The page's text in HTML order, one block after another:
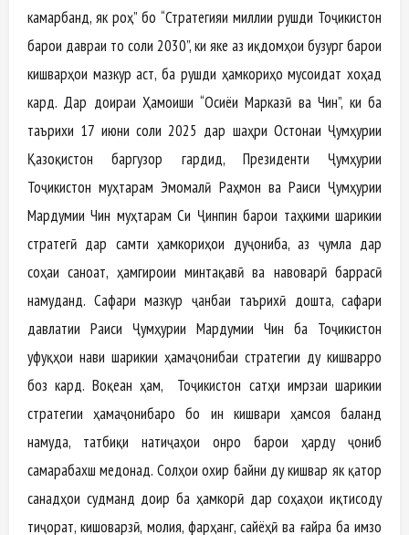
камарбанд, як роҳ” бо “Стратегияи миллии рушди Тоҷикистон
барои давраи то соли 2030”, ки яке аз иқдомҳои бузург барои
кишварҳои мазкур аст, ба рушди ҳамкориҳо мусоидат хоҳад
кард. Дар доираи Ҳамоиши “Осиёи Марказӣ ва Чин”, ки ба
таърихи 17 июни соли 2025 дар шаҳри Остонаи Ҷумҳурии
Қазоқистон баргузор гардид, Президенти Ҷумҳурии
Тоҷикистон муҳтарам Эмомалӣ Раҳмон ва Раиси Ҷумҳурии
Мардумии Чин муҳтарам Си Ҷинпин барои таҳкими шарикии
стратегӣ дар самти ҳамкориҳои дуҷониба, аз ҷумла дар
соҳаи саноат, ҳамгироии минтақавӣ ва навоварӣ баррасӣ
намуданд. Сафари мазкур ҷанбаи таърихӣ дошта, сафари
давлатии Раиси Ҷумҳурии Мардумии Чин ба Тоҷикистон
уфуқҳои нави шарикии ҳамаҷонибаи стратегии ду кишварро
боз кард. Воқеан ҳам, Тоҷикистон сатҳи имрӯзаи шарикии
стратегии ҳамаҷонибаро бо ин кишвари ҳамсоя баланд
намуда, татбиқи натиҷаҳои онро барои ҳарду ҷониб
самарабахш медонад. Солҳои охир байни ду кишвар як қатор
санадҳои судманд доир ба ҳамкорӣ дар соҳаҳои иқтисоду
тиҷорат, кишоварзӣ, молия, фарҳанг, сайёҳӣ ва ғайра ба имзо